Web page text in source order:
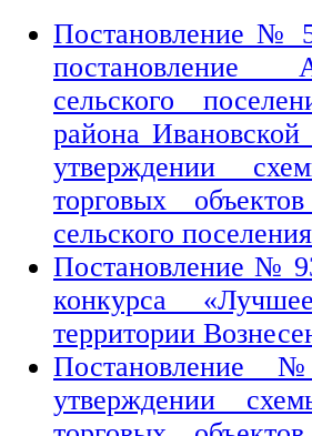
Постановление №
постановление
сельского
района
утверждении
торговых
сельского
Постановление №
конкурса
территории
утверждении